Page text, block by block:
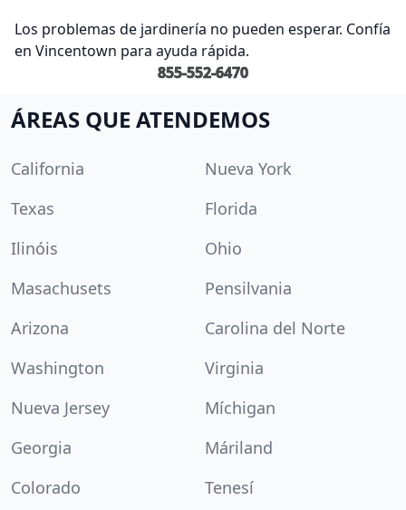
Los problemas de jardinería no pueden esperar. Confía
en Vincentown para ayuda rápida.
855-552-6470
ÁREAS QUE ATENDEMOS
California
Nueva York
Texas
Florida
Ilinóis
Ohio
Masachusets
Pensilvania
Arizona
Carolina del Norte
Washington
Virginia
Nueva Jersey
Míchigan
Georgia
Máriland
Colorado
Tenesí